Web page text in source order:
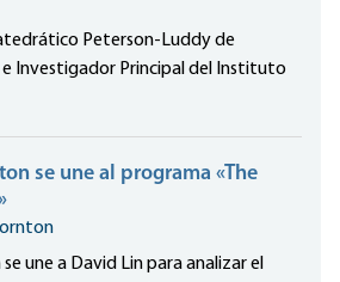
Peterson-Luddy de
e Investigador Principal del Instituto
se une al programa «The
une a David Lin para analizar el